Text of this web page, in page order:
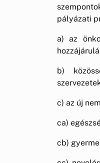
pályázati
a) az
b)
c) az új
ca)
cb)